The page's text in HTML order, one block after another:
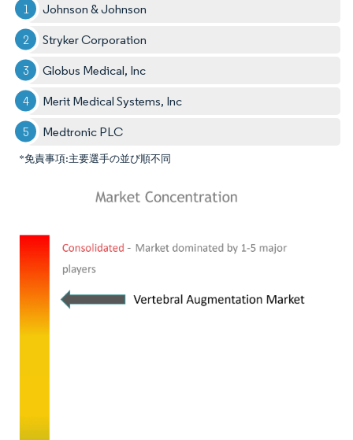
Johnson & Johnson
Stryker Corporation
Globus Medical, Inc
Merit Medical Systems, Inc
Medtronic PLC
*免責事項:主要選手の並び順不同